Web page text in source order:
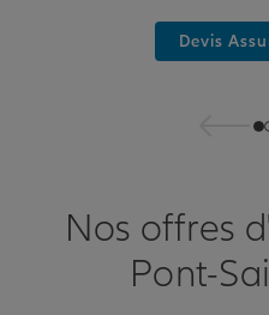
Devis
Nos offres
Pont-